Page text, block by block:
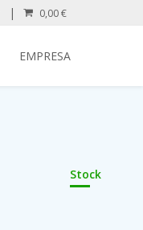
0,00 €
EMPRESA
Stock